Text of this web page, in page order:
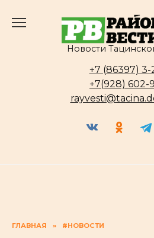
Новости
+7 (86397) 3-
+7(928) 602-
ГЛАВНАЯ » #НОВОСТИ